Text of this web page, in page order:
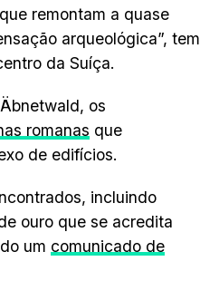
remontam a quase
arqueológica”, tem
da Suíça.
os
romanas que
de edifícios.
incluindo
ouro que se acredita
um comunicado de